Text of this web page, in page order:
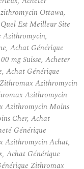
Ottawa,
Est Meilleur Site
Azithromycin,
Achat Générique
mg Suisse, Acheter
Achat Générique
Azithromycin
Azithromycin
Azithromycin Moins
Cher, Achat
Générique
Azithromycin Achat,
Achat Générique
Zithromax